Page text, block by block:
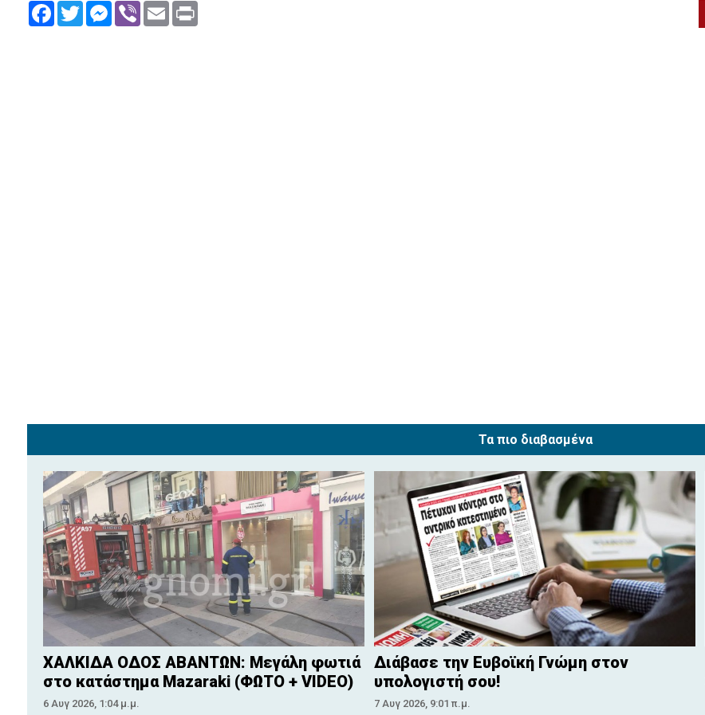
FacebookTwitterMessenger
Viber Email Print
Τα πιο διαβασμένα
ΧΑΛΚΙΔΑ ΟΔΟΣ ΑΒΑΝΤΩΝ: Μεγάλη φωτιά
στο κατάστημα Mazaraki (ΦΩΤΟ + VIDEO)
6 Αυγ 2026, 1:04 μ.μ.
Διάβασε την Ευβοϊκή Γνώμη στον
υπολογιστή σου!
7 Αυγ 2026, 9:01 π.μ.